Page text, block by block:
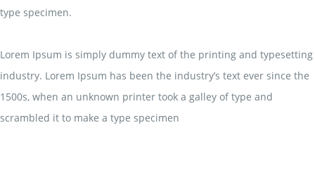
type specimen.
Lorem Ipsum is simply dummy text of the printing and typesetting
industry. Lorem Ipsum has been the industry’s text ever since the
1500s, when an unknown printer took a galley of type and
scrambled it to make a type specimen